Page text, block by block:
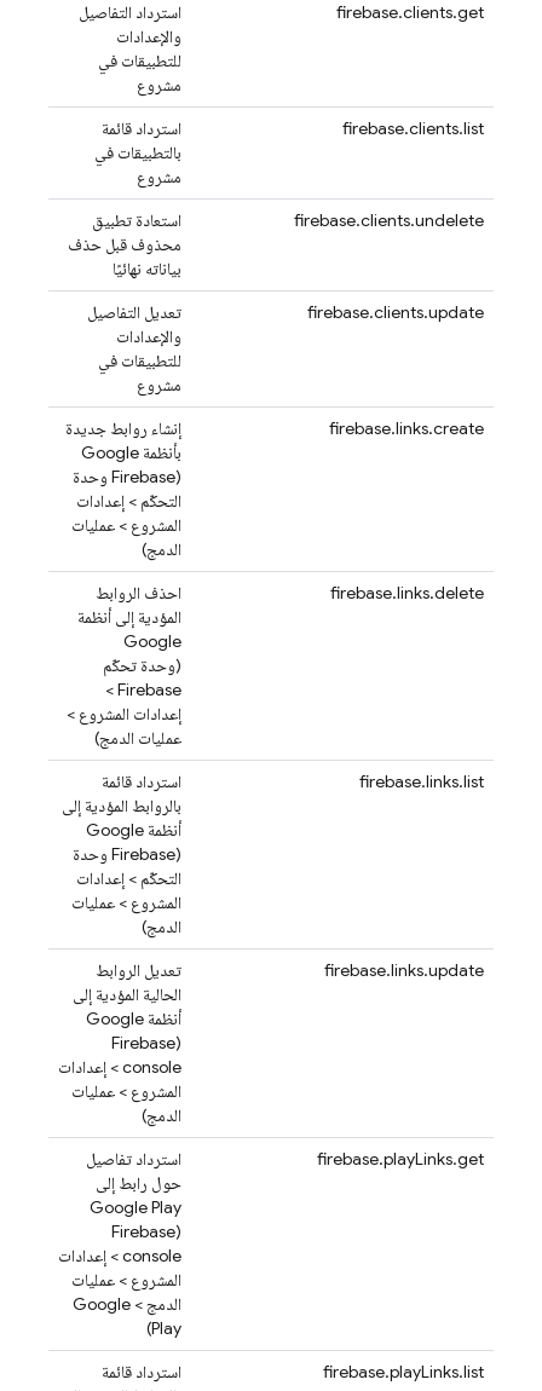
firebase.clients.get
استرداد التفاصيل
والإعدادات
للتطبيقات في
مشروع
firebase.clients.list
استرداد قائمة
بالتطبيقات في
مشروع
firebase.clients.undelete
استعادة تطبيق
محذوف قبل حذف
بياناته نهائيًا
firebase.clients.update
تعديل التفاصيل
والإعدادات
للتطبيقات في
مشروع
firebase.links.create
إنشاء روابط جديدة
بأنظمة Google
(
Firebase وحدة
التحكّم > إعدادات
المشروع > عمليات
الدمج)
firebase.links.delete
احذف الروابط
المؤدية إلى أنظمة
Google
(وحدة تحكّم
Firebase
>
إعدادات المشروع >
عمليات الدمج)
firebase.links.list
استرداد قائمة
بالروابط المؤدية إلى
أنظمة Google
(
Firebase وحدة
التحكّم > إعدادات
المشروع > عمليات
الدمج)
firebase.links.update
تعديل الروابط
الحالية المؤدية إلى
أنظمة Google
(
Firebase
console > إعدادات
المشروع > عمليات
الدمج)
firebase.playLinks.get
استرداد تفاصيل
حول رابط إلى
Google Play
(
Firebase
console > إعدادات
المشروع > عمليات
الدمج > Google
Play)
firebase.playLinks.list
استرداد قائمة